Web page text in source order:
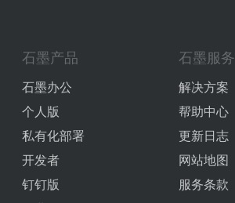
石墨产品
石墨办公
个人版
私有化部署
开发者
钉钉版
石墨服务
解决方案
帮助中心
更新日志
网站地图
服务条款